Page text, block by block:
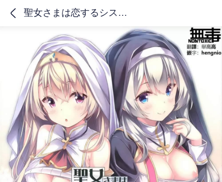
聖女さまは恋するシスターさんに恋してる？